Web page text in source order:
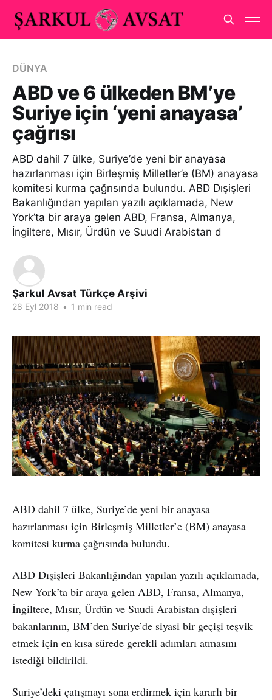
DÜNYA
ABD ve 6 ülkeden BM’ye
Suriye için ‘yeni anayasa’
çağrısı
ABD dahil 7 ülke, Suriye’de yeni bir anayasa
hazırlanması için Birleşmiş Milletler’e (BM) anayasa
komitesi kurma çağrısında bulundu. ABD Dışişleri
Bakanlığından yapılan yazılı açıklamada, New
York’ta bir araya gelen ABD, Fransa, Almanya,
İngiltere, Mısır, Ürdün ve Suudi Arabistan d
Şarkul Avsat Türkçe Arşivi
28 Eyl 2018 • 1 min read
ABD dahil 7 ülke, Suriye’de yeni bir anayasa
hazırlanması için Birleşmiş Milletler’e (BM) anayasa
komitesi kurma çağrısında bulundu.
ABD Dışişleri Bakanlığından yapılan yazılı açıklamada,
New York’ta bir araya gelen ABD, Fransa, Almanya,
İngiltere, Mısır, Ürdün ve Suudi Arabistan dışişleri
bakanlarının, BM’den Suriye’de siyasi bir geçişi teşvik
etmek için en kısa sürede gerekli adımları atmasını
istediği bildirildi.
Suriye’deki çatışmayı sona erdirmek için kararlı bir